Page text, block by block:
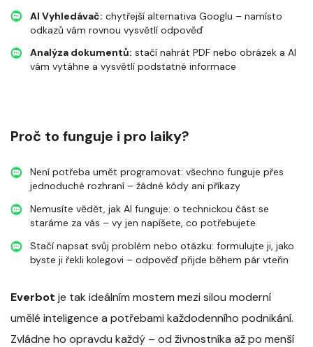
AI Vyhledávač: chytřejší alternativa Googlu – namísto
odkazů vám rovnou vysvětlí odpověď
Analýza dokumentů: stačí nahrát PDF nebo obrázek a AI
vám vytáhne a vysvětlí podstatné informace
Proč to funguje i pro laiky?
Není potřeba umět programovat: všechno funguje přes
jednoduché rozhraní – žádné kódy ani příkazy
Nemusíte vědět, jak AI funguje: o technickou část se
staráme za vás – vy jen napíšete, co potřebujete
Stačí napsat svůj problém nebo otázku: formulujte ji, jako
byste ji řekli kolegovi – odpověď přijde během pár vteřin
Everbot je tak ideálním mostem mezi silou moderní
umělé inteligence a potřebami každodenního podnikání.
Zvládne ho opravdu každý – od živnostníka až po menší